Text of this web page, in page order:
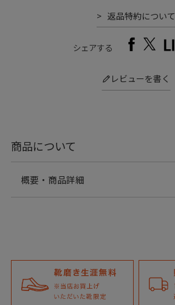
返品特約について
シェアする
レビューを書く
商品について
概要・商品詳細